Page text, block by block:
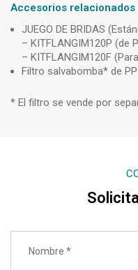
Accesorios relacionados
JUEGO DE BRIDAS
– KITFLANGIM120P (de
– KITFLANGIM120F
Filtro salvabomba* de
* El filtro se vende por